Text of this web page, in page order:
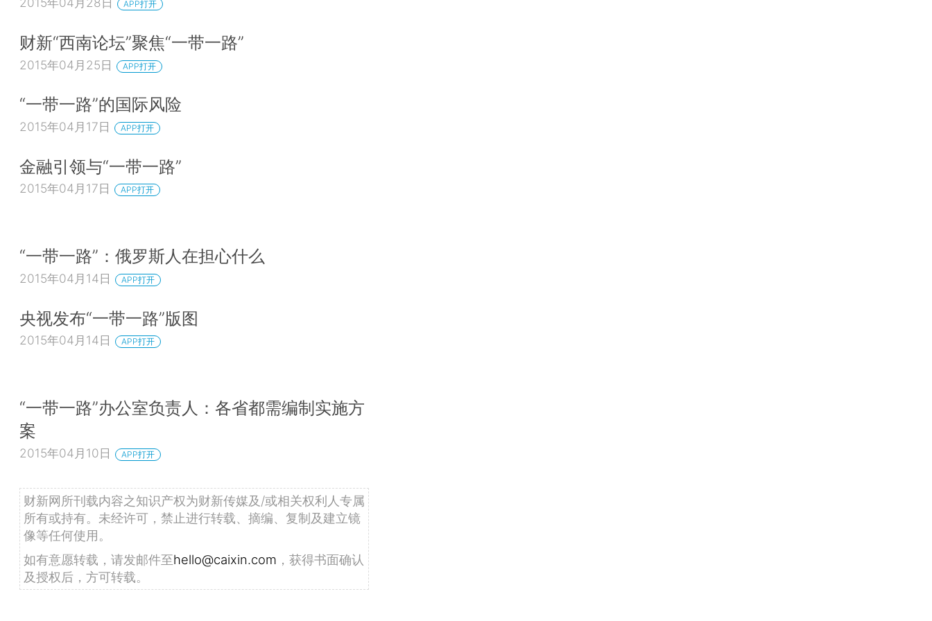
APP打开
财新“西南论坛”聚焦“一带一路”
2015年04月25日 APP打开
“一带一路”的国际风险
2015年04月17日 APP打开
金融引领与“一带一路”
2015年04月17日 APP打开
“一带一路”：俄罗斯人在担心什么
2015年04月14日 APP打开
央视发布“一带一路”版图
2015年04月14日 APP打开
“一带一路”办公室负责人：各省都需编制实施方
案
2015年04月10日 APP打开
财新网所刊载内容之知识产权为财新传媒及/或相关权利人专属
所有或持有。未经许可，禁止进行转载、摘编、复制及建立镜
像等任何使用。
如有意愿转载，请发邮件至hello@caixin.com ，获得书面确认
及授权后，方可转载。